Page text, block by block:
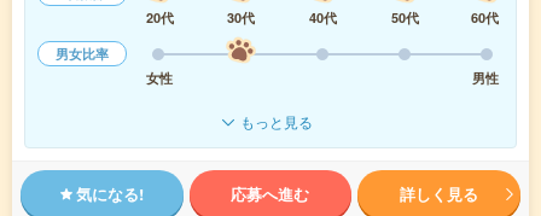
20代
30代 40代 50代
60代
男女比率
女性
男性
もっと見る
気になる! 応募へ進む 詳しく見る